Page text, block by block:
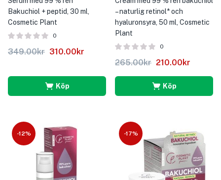
Bakuchiol + peptid, 30 ml,
Cosmetic Plant
0
349.00kr 310.00 kr
Köp
– naturlig retinol* och
hyaluronsyra, 50 ml, Cosmetic
Plant
0
265.00kr 210.00 kr
Köp
-12% -17%